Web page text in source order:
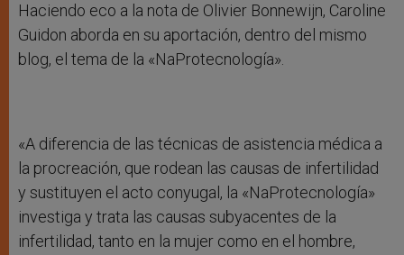
Haciendo eco a la nota de Olivier Bonnewijn, Caroline
Guidon aborda en su aportación, dentro del mismo
blog, el tema de la «NaProtecnología».
«A diferencia de las técnicas de asistencia médica a
la procreación, que rodean las causas de infertilidad
y sustituyen el acto conyugal, la «NaProtecnología»
investiga y trata las causas subyacentes de la
infertilidad, tanto en la mujer como en el hombre,